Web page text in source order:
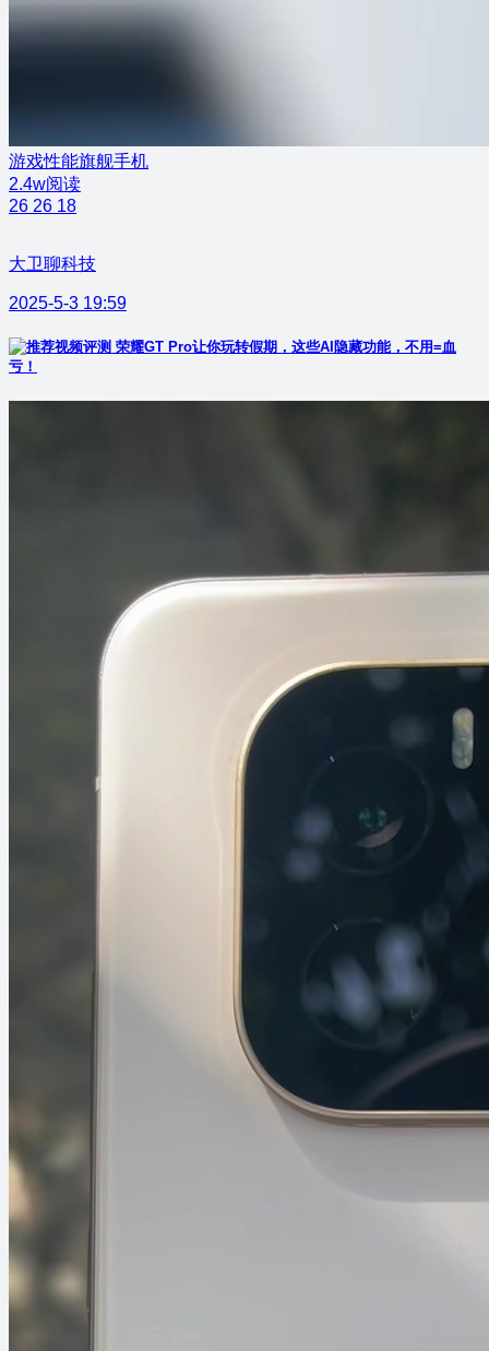
游戏性能旗舰手机
2.4w阅读
26 26 18
大卫聊科技
2025-5-3 19:59
荣耀GT Pro让你玩转假期，这些AI隐藏功能，不用=血
亏！